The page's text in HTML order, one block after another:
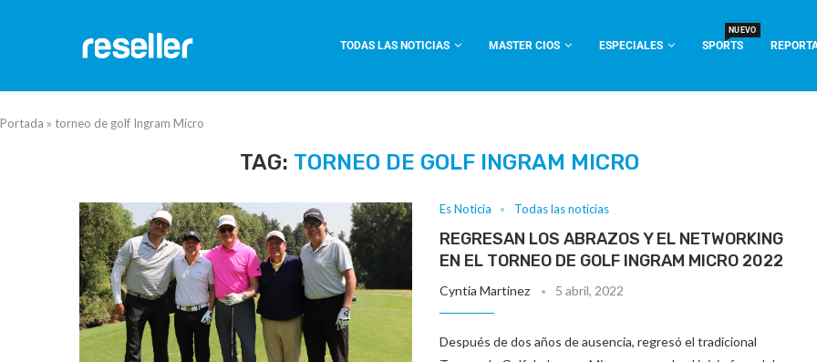
TODAS LAS NOTICIAS MASTER CIOS ESPECIALES SPORTS
NUEVO
Portada » torneo de golf Ingram Micro
TAG: TORNEO DE GOLF INGRAM MICRO
Es Noticia Todas las noticias
REGRESAN LOS ABRAZOS Y EL NETWORKING
EN EL TORNEO DE GOLF INGRAM MICRO 2022
Cyntia Martinez 5 abril, 2022
Después de dos años de ausencia, regresó el tradicional